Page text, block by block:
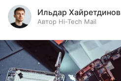
Ильдар Хайретдинов
Автор Hi-Tech Mail